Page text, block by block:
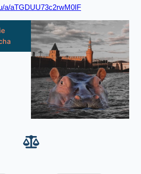
a/aTGDUU73c2rwM0IF